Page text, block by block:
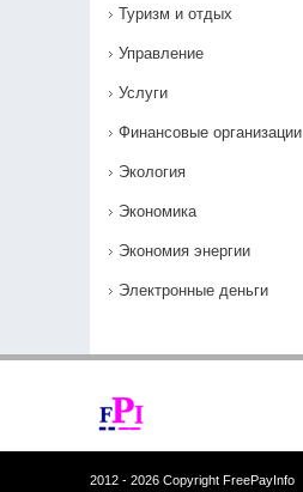
Туризм и отдых
Управление
Услуги
Финансовые организации
Экология
Экономика
Экономия энергии
Электронные деньги
2012 - 2026 Copyright FreePayInfo